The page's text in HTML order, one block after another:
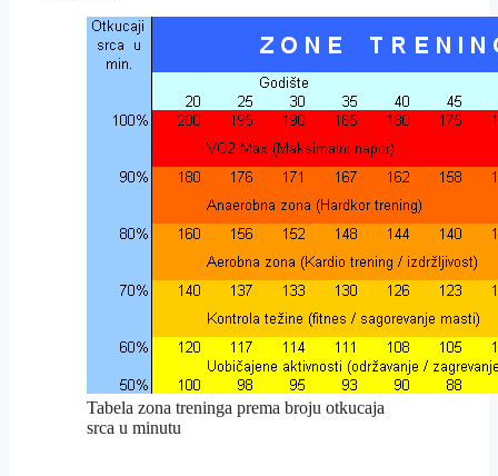
Tabela zona treninga prema broju otkucaja
srca u minutu